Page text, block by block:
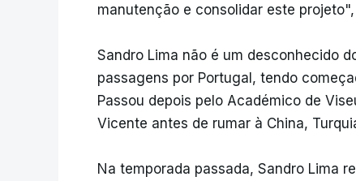
manutenção e consolidar este
Sandro Lima não é um desconhecido
passagens por Portugal, tendo
Passou depois pelo Académico de
Vicente antes de rumar à China,
Na temporada passada, Sandro Lima